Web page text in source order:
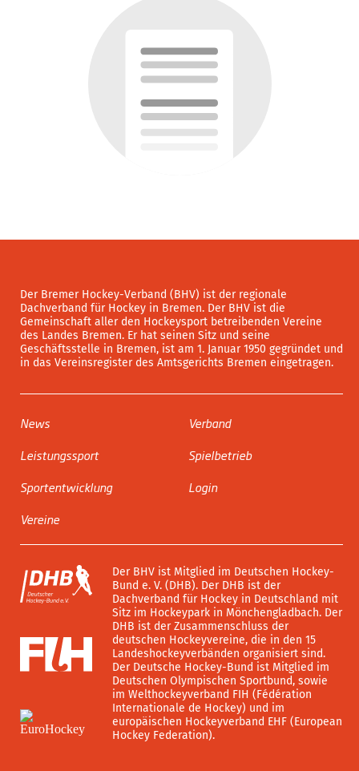
Der Bremer Hockey-Verband (BHV) ist der regionale
Dachverband für Hockey in Bremen. Der BHV ist die
Gemeinschaft aller den Hockeysport betreibenden Vereine
des Landes Bremen. Er hat seinen Sitz und seine
Geschäftsstelle in Bremen, ist am 1. Januar 1950 gegründet und
in das Vereinsregister des Amtsgerichts Bremen eingetragen.
News
Leistungssport
Sportentwicklung
Vereine
Verband
Spielbetrieb
Login
Der BHV ist Mitglied im Deutschen Hockey-
Bund e. V. (DHB). Der DHB ist der
Dachverband für Hockey in Deutschland mit
Sitz im Hockeypark in Mönchengladbach. Der
DHB ist der Zusammenschluss der
deutschen Hockeyvereine, die in den 15
Landeshockeyverbänden organisiert sind.
Der Deutsche Hockey-Bund ist Mitglied im
Deutschen Olympischen Sportbund, sowie
im Welthockeyverband FIH (Fédération
Internationale de Hockey) und im
europäischen Hockeyverband EHF (European
Hockey Federation).